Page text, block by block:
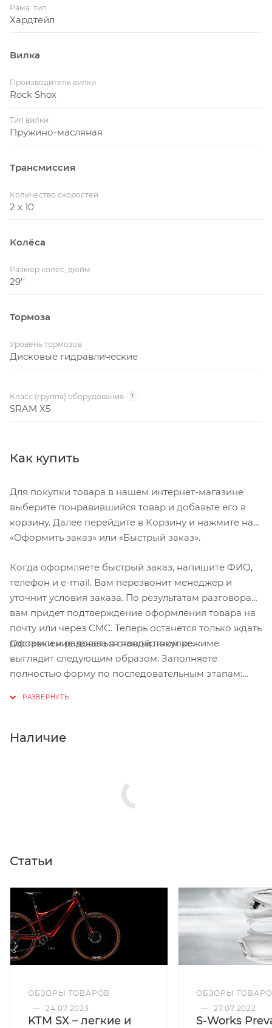
Рама: тип
Хардтейл
Вилка
Производитель вилки
Rock Shox
Тип вилки
Пружино-масляная
Трансмиссия
Количество скоростей
2 x 10
Колёса
Размер колес, дюйм
29''
Тормоза
Уровень тормозов
Дисковые гидравлические
Класс (группа) оборудования ?
SRAM X5
Как купить
Для покупки товара в нашем интернет-магазине
выберите понравившийся товар и добавьте его в
корзину. Далее перейдите в Корзину и нажмите на
«Оформить заказ» или «Быстрый заказ».
Когда оформляете быстрый заказ, напишите ФИО,
телефон и e-mail. Вам перезвонит менеджер и
уточнит условия заказа. По результатам разговора
вам придет подтверждение оформления товара на
почту или через СМС. Теперь останется только ждать
доставки и радоваться новой покупке.
Оформление заказа в стандартном режиме
выглядит следующим образом. Заполняете
полностью форму по последовательным этапам:
Нажмите кнопку «Оформить заказ».
Наличие
Статьи
ОБЗОРЫ ТОВАРОВ
— 24.07.2023
KTM SX – легкие и
ОБЗОРЫ
— 27.07.2022
S-Works